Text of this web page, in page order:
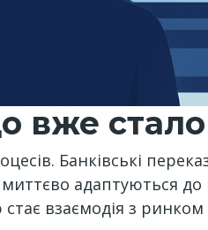
вже
Банківські
адаптуються
взаємодія з